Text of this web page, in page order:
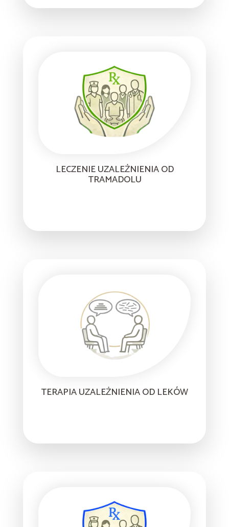
LECZENIE UZALEŻNIENIA OD
TRAMADOLU
TERAPIA UZALEŻNIENIA OD LEKÓW